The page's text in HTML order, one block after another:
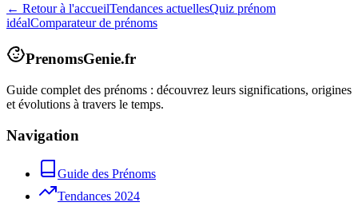
← Retour à l'accueilTendances actuellesQuiz prénom
idéalComparateur de prénoms
PrenomsGenie.fr
Guide complet des prénoms : découvrez leurs significations, origines
et évolutions à travers le temps.
Navigation
Guide des Prénoms
Tendances 2024